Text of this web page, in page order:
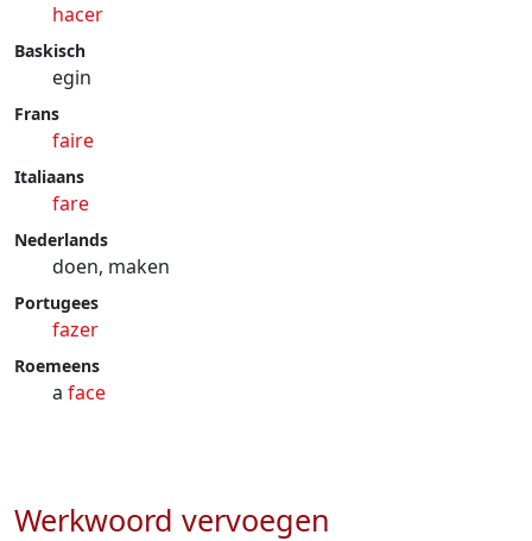
hacer
Baskisch
egin
Frans
faire
Italiaans
fare
Nederlands
doen, maken
Portugees
fazer
Roemeens
a face
Werkwoord vervoegen